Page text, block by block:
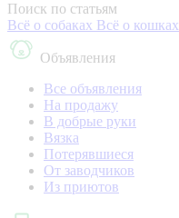
Поиск по статьям
Всё о собаках Всё о кошках
Объявления
Все объявления
На продажу
В добрые руки
Вязка
Потерявшиеся
От заводчиков
Из приютов